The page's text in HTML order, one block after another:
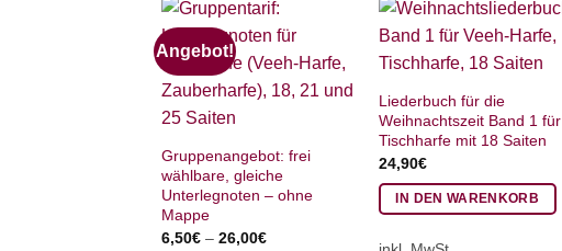
Angebot!
Gruppenangebot: frei
wählbare, gleiche
Unterlegnoten – ohne
Mappe
6,50€– 26,00€
Liederbuch für die
Weihnachtszeit Band 1 für
Tischharfe mit 18 Saiten
24,90€
IN DEN WARENKORB